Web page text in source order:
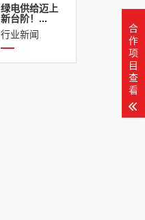
绿电供给迈上
新台阶！...
行业新闻
合
作
项
目
查
看